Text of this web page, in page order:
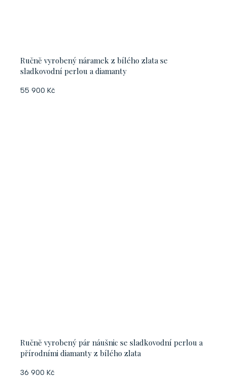
Ručně vyrobený náramek z bílého zlata se
sladkovodní perlou a diamanty
55 900 Kč
Ručně vyrobený pár náušnic se sladkovodní perlou a
přírodními diamanty z bílého zlata
36 900 Kč